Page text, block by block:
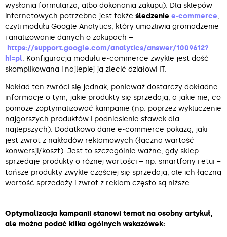
wysłania formularza, albo dokonania zakupu). Dla sklepów
internetowych potrzebne jest także śledzenie e-commerce,
czyli modułu Google Analytics, który umożliwia gromadzenie
i analizowanie danych o zakupach –
https://support.google.com/analytics/answer/1009612?
hl=pl. Konfiguracja modułu e-commerce zwykle jest dość
skomplikowana i najlepiej ją zlecić działowi IT.
Nakład ten zwróci się jednak, ponieważ dostarczy dokładne
informacje o tym, jakie produkty się sprzedają, a jakie nie, co
pomoże zoptymalizować kampanie (np. poprzez wykluczenie
najgorszych produktów i podniesienie stawek dla
najlepszych). Dodatkowo dane e-commerce pokażą, jaki
jest zwrot z nakładów reklamowych (łączna wartość
konwersji/koszt). Jest to szczególnie ważne, gdy sklep
sprzedaje produkty o różnej wartości – np. smartfony i etui –
tańsze produkty zwykle częściej się sprzedają, ale ich łączną
wartość sprzedaży i zwrot z reklam często są niższe.
Optymalizacja kampanii stanowi temat na osobny artykuł,
ale można podać kilka ogólnych wskazówek: